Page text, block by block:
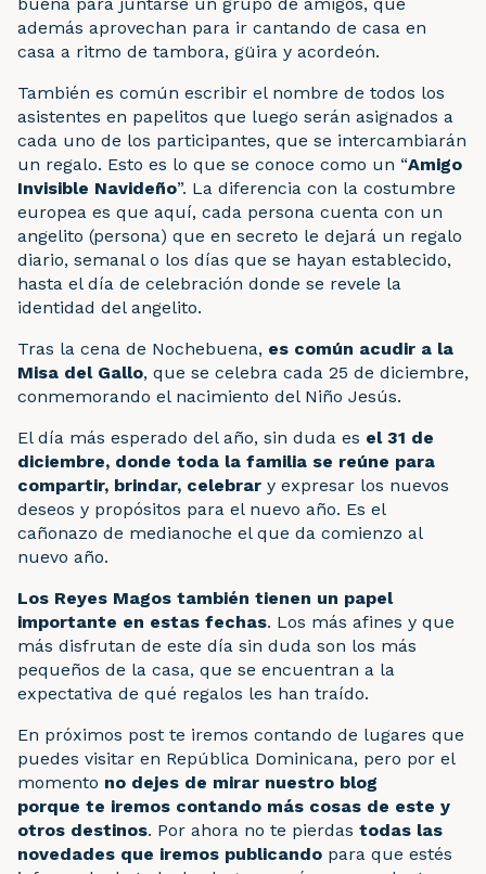
además aprovechan para ir cantando de casa en
casa a ritmo de tambora, güira y acordeón.
También es común escribir el nombre de todos los
asistentes en papelitos que luego serán asignados a
cada uno de los participantes, que se intercambiarán
un regalo. Esto es lo que se conoce como un “Amigo
Invisible Navideño”. La diferencia con la costumbre
europea es que aquí, cada persona cuenta con un
angelito (persona) que en secreto le dejará un regalo
diario, semanal o los días que se hayan establecido,
hasta el día de celebración donde se revele la
identidad del angelito.
Tras la cena de Nochebuena, es común acudir a la
Misa del Gallo, que se celebra cada 25 de diciembre,
conmemorando el nacimiento del Niño Jesús.
El día más esperado del año, sin duda es el 31 de
diciembre, donde toda la familia se reúne para
compartir, brindar, celebrar y expresar los nuevos
deseos y propósitos para el nuevo año. Es el
cañonazo de medianoche el que da comienzo al
nuevo año.
Los Reyes Magos también tienen un papel
importante en estas fechas. Los más afines y que
más disfrutan de este día sin duda son los más
pequeños de la casa, que se encuentran a la
expectativa de qué regalos les han traído.
En próximos post te iremos contando de lugares que
puedes visitar en República Dominicana, pero por el
momento no dejes de mirar nuestro blog
porque te iremos contando más cosas de este y
otros destinos. Por ahora no te pierdas todas las
novedades que iremos publicando para que estés